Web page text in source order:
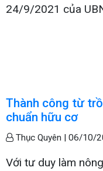
24/9/2021 của
Thành công từ
chuẩn hữu cơ
Thục Quyên | 06/10/
Với tư duy làm